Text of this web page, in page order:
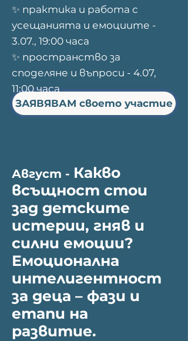
ЗАЯВЯВАМ своето участие
✨ практика и работа с
усещанията и емоциите -
3.07., 19:00 часа
✨ пространство за
споделяне и въпроси - 4.07,
11:00 часа
Август - Какво
всъщност стои
зад детските
истерии, гняв и
силни емоции?
Емоционална
интелигентност
за деца – фази и
етапи на
развитие.